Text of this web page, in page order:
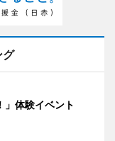
グ
」体験イベント